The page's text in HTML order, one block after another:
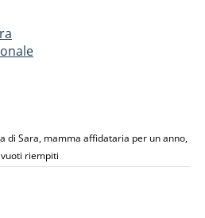
di Sara, mamma affidataria per un anno,
riempiti